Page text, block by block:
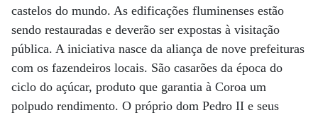
castelos do mundo. As edificações fluminenses estão
sendo restauradas e deverão ser expostas à visitação
pública. A iniciativa nasce da aliança de nove prefeituras
com os fazendeiros locais. São casarões da época do
ciclo do açúcar, produto que garantia à Coroa um
polpudo rendimento. O próprio dom Pedro II e seus